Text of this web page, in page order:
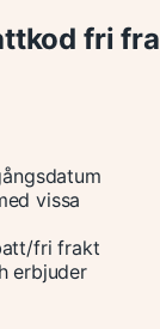
fri
vissa
fri frakt
erbjuder